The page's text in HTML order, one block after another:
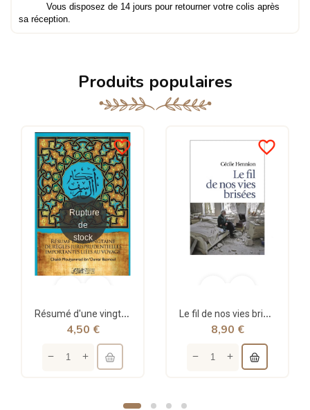
Vous disposez de 14 jours pour retourner votre colis après
sa réception.
Produits populaires
favorite_border
Rupture
de
stock
Résumé d'une vingtaine de règles jurisprudentielles liées au voyage - Bazmoul - Héritage...
4,50 €
favorite_border
Le fil de nos vies brisées - poche - Cécile Hennion - Points
8,90 €